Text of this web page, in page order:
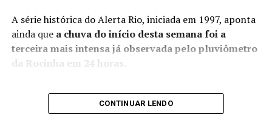
com chuva muito forte um curto período de tempo. O
inverno já é um período que chove na região Sul. Com
A série histórica do Alerta Rio, iniciada em 1997, aponta
ainda que a chuva do início desta semana foi a
terceira mais intensa já observada pelo pluviômetro
da Rocinha em 24 horas.
significativos de chuva nas últimas horas. Os mais
CONTINUAR LENDO